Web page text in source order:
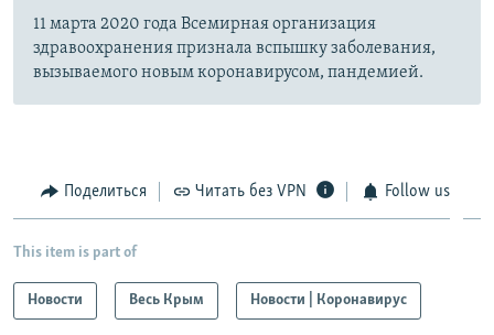
11 марта 2020 года Всемирная организация
здравоохранения признала вспышку заболевания,
вызываемого новым коронавирусом, пандемией.
Поделиться Читать без VPN Follow us
This item is part of
Новости Весь Крым Новости | Коронавирус